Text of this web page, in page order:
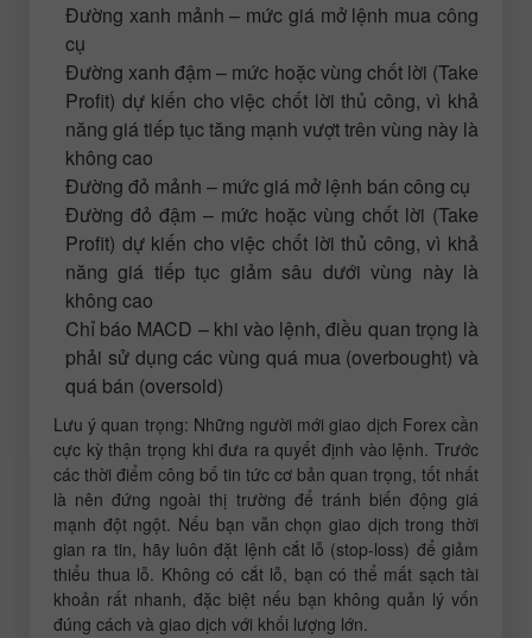
Đường xanh mảnh – mức giá mở lệnh mua công
cụ
Đường xanh đậm – mức hoặc vùng chốt lời (Take
Profit) dự kiến cho việc chốt lời thủ công, vì khả
năng giá tiếp tục tăng mạnh vượt trên vùng này là
không cao
Đường đỏ mảnh – mức giá mở lệnh bán công cụ
Đường đỏ đậm – mức hoặc vùng chốt lời (Take
Profit) dự kiến cho việc chốt lời thủ công, vì khả
năng giá tiếp tục giảm sâu dưới vùng này là
không cao
Chỉ báo MACD – khi vào lệnh, điều quan trọng là
phải sử dụng các vùng quá mua (overbought) và
quá bán (oversold)
Lưu ý quan trọng: Những người mới giao dịch Forex cần
cực kỳ thận trọng khi đưa ra quyết định vào lệnh. Trước
các thời điểm công bố tin tức cơ bản quan trọng, tốt nhất
là nên đứng ngoài thị trường để tránh biến động giá
mạnh đột ngột. Nếu bạn vẫn chọn giao dịch trong thời
gian ra tin, hãy luôn đặt lệnh cắt lỗ (stop-loss) để giảm
thiểu thua lỗ. Không có cắt lỗ, bạn có thể mất sạch tài
khoản rất nhanh, đặc biệt nếu bạn không quản lý vốn
đúng cách và giao dịch với khối lượng lớn.